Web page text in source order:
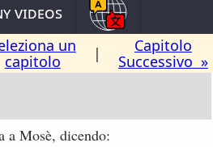
videos
un
capitolo
|
Capitolo
Successivo »
a Mosè, dicendo: